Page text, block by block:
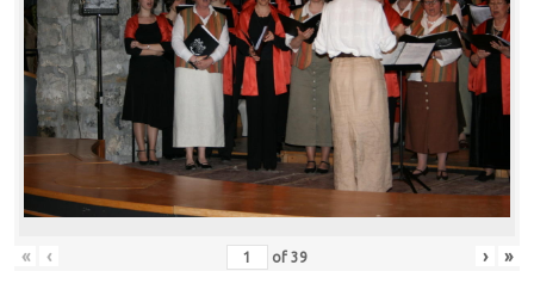
« ‹ of 39 › »